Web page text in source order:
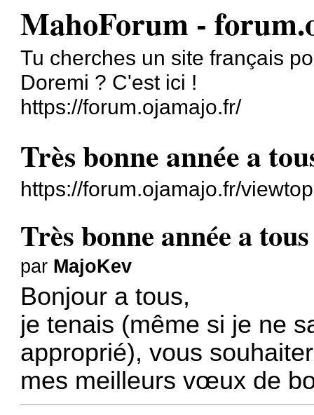
MahoForum -
Tu cherches un site français
Doremi ? C'est ici !
https://forum.ojamajo.fr/
Très bonne année a
https://forum.ojamajo.fr/
Très bonne année a tous
par MajoKev
Bonjour a tous,
je tenais (même si je ne
approprié), vous
mes meilleurs vœux de